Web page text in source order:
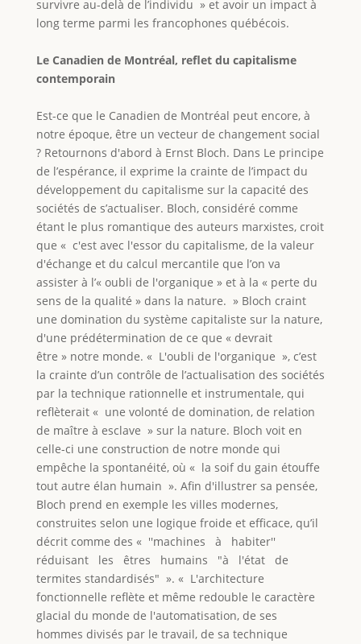
survivre au-delà de l’individu » et avoir un impact à
long terme parmi les francophones québécois.
Le Canadien de Montréal, reflet du capitalisme
contemporain
Est-ce que le Canadien de Montréal peut encore, à
notre époque, être un vecteur de changement social
? Retournons d'abord à Ernst Bloch. Dans Le principe
de l’espérance, il exprime la crainte de l’impact du
développement du capitalisme sur la capacité des
sociétés de s’actualiser. Bloch, considéré comme
étant le plus romantique des auteurs marxistes, croit
que « c'est avec l'essor du capitalisme, de la valeur
d'échange et du calcul mercantile que l’on va
assister à l’« oubli de l'organique » et à la « perte du
sens de la qualité » dans la nature. » Bloch craint
une domination du système capitaliste sur la nature,
d'une prédétermination de ce que « devrait
être » notre monde. « L'oubli de l'organique », c’est
la crainte d’un contrôle de l’actualisation des sociétés
par la technique rationnelle et instrumentale, qui
reflèterait « une volonté de domination, de relation
de maître à esclave » sur la nature. Bloch voit en
celle-ci une construction de notre monde qui
empêche la spontanéité, où « la soif du gain étouffe
tout autre élan humain ». Afin d'illustrer sa pensée,
Bloch prend en exemple les villes modernes,
construites selon une logique froide et efficace, qu’il
décrit comme des « ''machines à habiter''
réduisant les êtres humains "à l'état de
termites standardisés" ». « L'architecture
fonctionnelle reflète et même redouble le caractère
glacial du monde de l'automatisation, de ses
hommes divisés par le travail, de sa technique